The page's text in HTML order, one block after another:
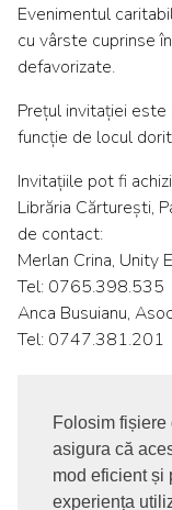
Folosim
asigura că
mod eficient și
experiența
Evenimentul
cu vârste cuprinse
defavorizate.
Prețul invitației
funcție de locul
Invitațiile pot fi
Librăria Cărturești,
de contact:
Merlan Crina, Unity
Tel: 0765.398.535
Anca Busuianu,
Tel: 0747.381.201
© 2017-2026.